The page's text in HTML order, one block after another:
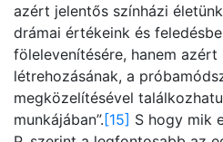
azért jelentős színházi
drámai értékeink és
fölelevenítésére, hanem
létrehozásának, a
megközelítésével
munkájában”.[15] S hogy mik